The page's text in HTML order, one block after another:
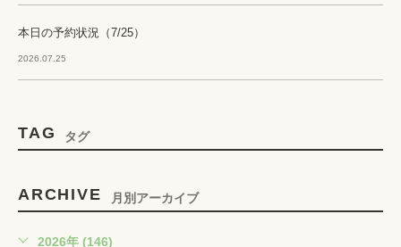
本日の予約状況（7/25）
2026.07.25
TAG タグ
ARCHIVE 月別アーカイブ
2026年 (146)